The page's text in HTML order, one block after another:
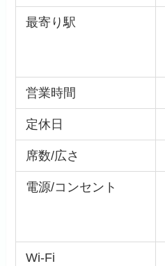
最寄り駅
営業時間
定休日
席数/広さ
電源/コンセント
Wi-Fi